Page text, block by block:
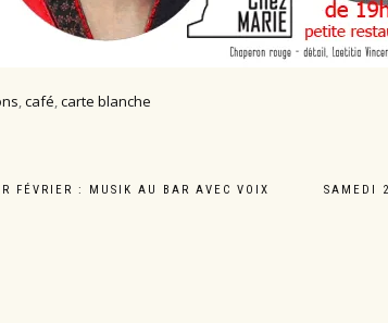
,café,carte blanche
FÉVRIER : MUSIK AU BAR AVEC VOIX
SAMEDI